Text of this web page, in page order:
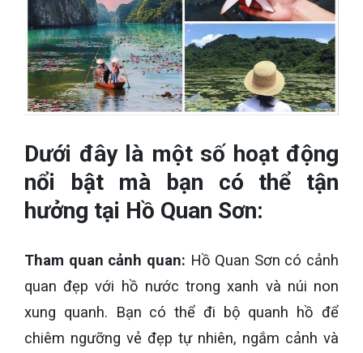
Dưới đây là một số hoạt động
nổi bật mà bạn có thể tận
hưởng tại Hồ Quan Sơn:
Tham quan cảnh quan: Hồ Quan Sơn có cảnh
quan đẹp với hồ nước trong xanh và núi non
xung quanh. Bạn có thể đi bộ quanh hồ để
chiêm ngưỡng vẻ đẹp tự nhiên, ngắm cảnh và